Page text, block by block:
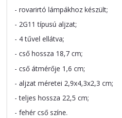
- rovarirtó lámpákhoz készült;
- 2G11 típusú aljzat;
- 4 tűvel ellátva;
- cső hossza 18,7 cm;
- cső átmérője 1,6 cm;
- aljzat méretei 2,9x4,3x2,3 cm;
- teljes hossza 22,5 cm;
- fehér cső színe.